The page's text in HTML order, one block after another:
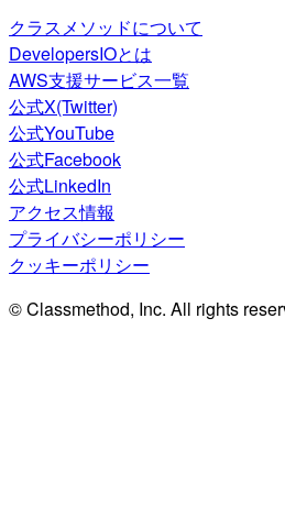
クラスメソッドについて
DevelopersIOとは
AWS支援サービス一覧
公式X(Twitter)
公式YouTube
公式Facebook
公式LinkedIn
アクセス情報
プライバシーポリシー
クッキーポリシー
© Classmethod, Inc. All rights